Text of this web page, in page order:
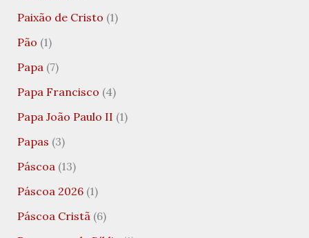
Paixão de Cristo (1)
Pão (1)
Papa (7)
Papa Francisco (4)
Papa João Paulo II (1)
Papas (3)
Páscoa (13)
Páscoa 2026(1)
Páscoa Cristã (6)